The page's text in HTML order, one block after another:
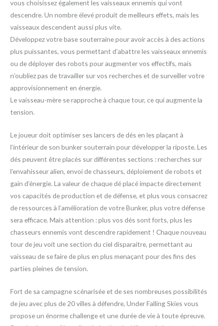
vous choisissez également les vaisseaux ennemis qui vont
descendre. Un nombre élevé produit de meilleurs effets, mais les
vaisseaux descendent aussi plus vite.
Développez votre base souterraine pour avoir accès à des actions
plus puissantes, vous permettant d’abattre les vaisseaux ennemis
ou de déployer des robots pour augmenter vos effectifs, mais
n’oubliez pas de travailler sur vos recherches et de surveiller votre
approvisionnement en énergie.
Le vaisseau-mère se rapproche à chaque tour, ce qui augmente la
tension.
Le joueur doit optimiser ses lancers de dés en les plaçant à
l’intérieur de son bunker souterrain pour développer la riposte. Les
dés peuvent être placés sur différentes sections : recherches sur
l’envahisseur alien, envoi de chasseurs, déploiement de robots et
gain d’énergie. La valeur de chaque dé placé impacte directement
vos capacités de production et de défense, et plus vous consacrez
de ressources à l’amélioration de votre Bunker, plus votre défense
sera efficace. Mais attention : plus vos dés sont forts, plus les
chasseurs ennemis vont descendre rapidement ! Chaque nouveau
tour de jeu voit une section du ciel disparaitre, permettant au
vaisseau de se faire de plus en plus menaçant pour des fins des
parties pleines de tension.
Fort de sa campagne scénarisée et de ses nombreuses possibilités
de jeu avec plus de 20 villes à défendre, Under Falling Skies vous
propose un énorme challenge et une durée de vie à toute épreuve.